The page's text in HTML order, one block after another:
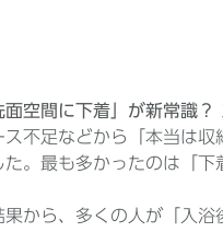
面空間に下着」が新常識
ス不足などから「本当は
た。最も多かったのは「
果から、多くの人が「入